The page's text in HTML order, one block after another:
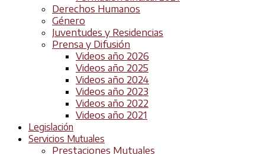
Derechos Humanos
Género
Juventudes y Residencias
Prensa y Difusión
Videos año 2026
Videos año 2025
Videos año 2024
Videos año 2023
Videos año 2022
Videos año 2021
Legislación
Servicios Mutuales
Prestaciones Mutuales